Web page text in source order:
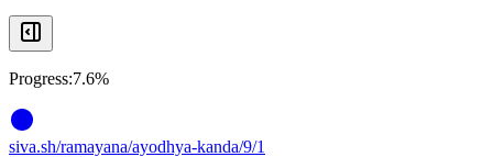
Progress:7.6%
siva.sh/ramayana/ayodhya-kanda/9/1